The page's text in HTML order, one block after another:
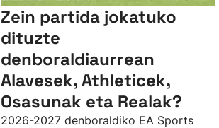
Zein partida jokatuko
dituzte
denboraldiaurrean
Alavesek, Athleticek,
Osasunak eta Realak?
2026-2027 denboraldiko EA Sports